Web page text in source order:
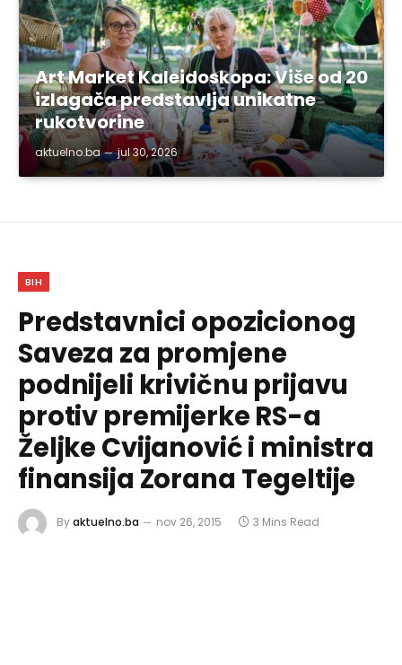
Art Market Kaleidoskopa: Više od 20
izlagača predstavlja unikatne
rukotvorine
aktuelno.ba jul 30, 2026
BIH
Predstavnici opozicionog
Saveza za promjene
podnijeli krivičnu prijavu
protiv premijerke RS-a
Željke Cvijanović i ministra
finansija Zorana Tegeltije
Byaktuelno.ba nov 26, 2015 3 Mins Read